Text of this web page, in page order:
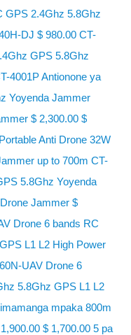
GPS 2.4Ghz 5.8Ghz
DJ $ 980.00 CT-
GPS 5.8Ghz
4001P Antionone ya
Yoyenda Jammer
$ 2,300.00 $
Anti Drone 32W
up to 700m CT-
5.8Ghz Yoyenda
Jammer $
Drone 6 bands RC
L1 L2 High Power
UAV Drone 6
5.8Ghz GPS L1 L2
mpaka 800m
$ 1,700.00 5 pa